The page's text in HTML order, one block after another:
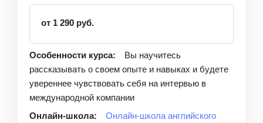
от 1 290 руб.
Особенности курса:
Вы научитесь
рассказывать о своем опыте и навыках и будете
увереннее чувствовать себя на интервью в
международной компании
Онлайн-школа:
Онлайн-школа английского